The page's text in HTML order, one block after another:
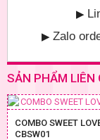
▶
▶ Zalo
SẢN PHẨM LIÊN
COMBO SWEET
CBSW01